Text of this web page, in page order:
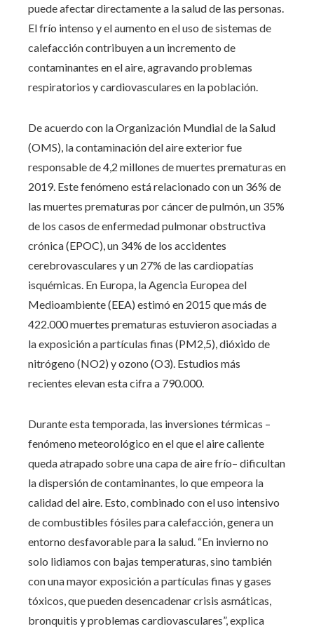
puede afectar directamente a la salud de las personas.
El frío intenso y el aumento en el uso de sistemas de
calefacción contribuyen a un incremento de
contaminantes en el aire, agravando problemas
respiratorios y cardiovasculares en la población.
De acuerdo con la Organización Mundial de la Salud
(OMS), la contaminación del aire exterior fue
responsable de 4,2 millones de muertes prematuras en
2019. Este fenómeno está relacionado con un 36% de
las muertes prematuras por cáncer de pulmón, un 35%
de los casos de enfermedad pulmonar obstructiva
crónica (EPOC), un 34% de los accidentes
cerebrovasculares y un 27% de las cardiopatías
isquémicas. En Europa, la Agencia Europea del
Medioambiente (EEA) estimó en 2015 que más de
422.000 muertes prematuras estuvieron asociadas a
la exposición a partículas finas (PM2,5), dióxido de
nitrógeno (NO2) y ozono (O3). Estudios más
recientes elevan esta cifra a 790.000.
Durante esta temporada, las inversiones térmicas –
fenómeno meteorológico en el que el aire caliente
queda atrapado sobre una capa de aire frío– dificultan
la dispersión de contaminantes, lo que empeora la
calidad del aire. Esto, combinado con el uso intensivo
de combustibles fósiles para calefacción, genera un
entorno desfavorable para la salud. “En invierno no
solo lidiamos con bajas temperaturas, sino también
con una mayor exposición a partículas finas y gases
tóxicos, que pueden desencadenar crisis asmáticas,
bronquitis y problemas cardiovasculares”, explica